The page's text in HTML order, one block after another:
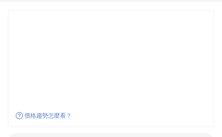
價格趨勢怎麼看？